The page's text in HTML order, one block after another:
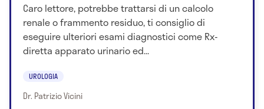
Caro lettore, potrebbe trattarsi di un calcolo
renale o frammento residuo, ti consiglio di
eseguire ulteriori esami diagnostici come Rx-
diretta apparato urinario ed...
UROLOGIA
Dr. Patrizio Vicini